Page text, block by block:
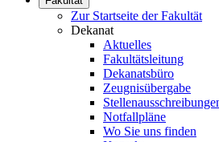
Zur Startseite der Fakultät
Dekanat
Aktuelles
Fakultätsleitung
Dekanatsbüro
Zeugnisübergabe
Notfallpläne
Wo Sie uns finden